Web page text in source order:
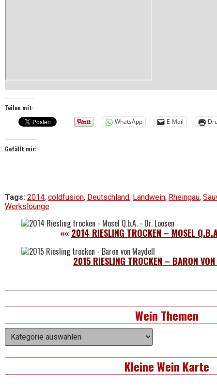
Teilen mit:
WhatsApp
E-Mail
Gefällt mir:
Tags: 2014, coldfusion, Deutschland, Landwein, Rheingau,
Werkslounge
«« 2014 RIESLING TROCKEN – MOSEL
2015 RIESLING TROCKEN – BARON VON
Right
Asides
Wein Themen
Wein
Themen
Kleine Wein Karte